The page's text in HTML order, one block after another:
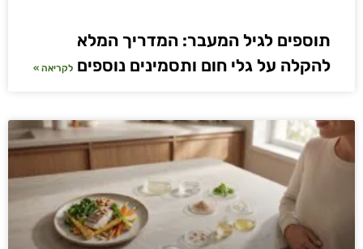
תוספים לגיל המעבר: המדריך המלא
להקלה על גלי חום ותסמינים נוספים לקריאה »